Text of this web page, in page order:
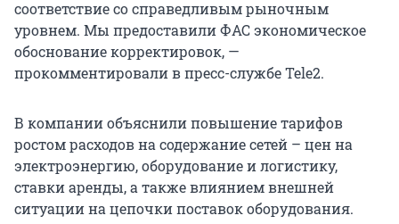
соответствие со справедливым рыночным
уровнем. Мы предоставили ФАС экономическое
обоснование корректировок, —
прокомментировали в пресс-службе Tele2.
В компании объяснили повышение тарифов
ростом расходов на содержание сетей – цен на
электроэнергию, оборудование и логистику,
ставки аренды, а также влиянием внешней
ситуации на цепочки поставок оборудования.